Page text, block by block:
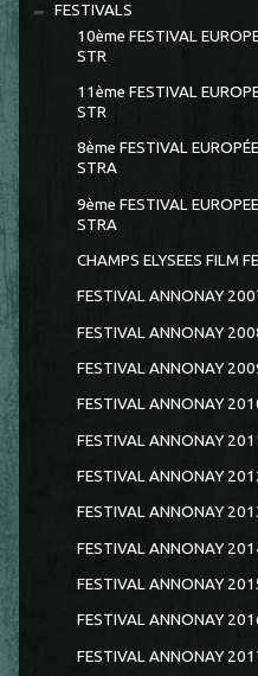
FESTIVALS
10ème FESTIVAL
STR
11ème FESTIVAL
STR
8ème FESTIVAL
STRA
9ème FESTIVAL
STRA
CHAMPS ELYSEES FILM
FESTIVAL ANNONAY
FESTIVAL ANNONAY
FESTIVAL ANNONAY
FESTIVAL ANNONAY
FESTIVAL ANNONAY
FESTIVAL ANNONAY
FESTIVAL ANNONAY
FESTIVAL ANNONAY
FESTIVAL ANNONAY
FESTIVAL ANNONAY
FESTIVAL ANNONAY